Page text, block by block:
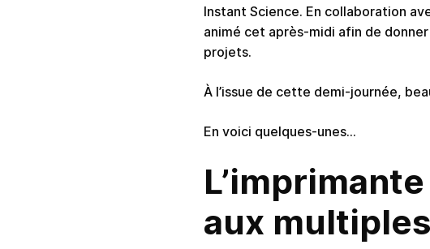
Instant Science. En collaboration
animé cet après-midi afin de
projets.
À l’issue de cette demi-journée,
En voici quelques-unes…
aux